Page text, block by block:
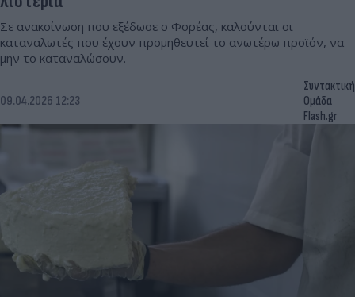
Σε ανακοίνωση που εξέδωσε ο Φορέας, καλούνται οι
καταναλωτές που έχουν προμηθευτεί το ανωτέρω προϊόν, να
μην το καταναλώσουν.
09.04.2026 12:23
Συντακτική
Ομάδα
Flash.gr